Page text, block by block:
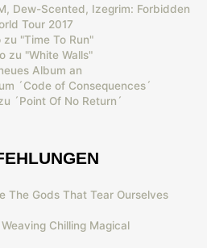
Dew-Scented, Izegrim: Forbidden
Tour 2017
zu "Time To Run"
zu "White Walls"
Album an
´Code of Consequences´
´Point Of No Return´
The Gods That Tear Ourselves
Chilling Magical